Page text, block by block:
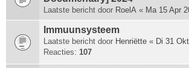
Laatste bericht door RoelA « Ma 15 Apr
Immuunsysteem
Laatste bericht door Henriëtte « Di 31
Reacties: 107